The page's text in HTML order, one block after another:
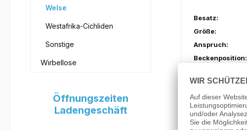
Welse
Westafrika-Cichliden
Sonstige
Wirbellose
Öffnungszeiten
Ladengeschäft
Besatz:
Größe:
Anspruch:
Beckenposition:
Aquarientyp:
Futter:
Wasserhärte: